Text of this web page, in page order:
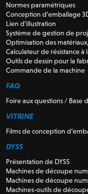
Normes paramétriques
Conception d’emballage
Lien d’illustration
Système de gestion de
Optimisation des
Calculateur de résistance à
Outils de dessin pour la
Commande de la machine
FAQ
Foire aux questions / Base
VITRINE
Films de conception
DYSS
Présentation de DYSS
Machines de découpe
Machines de découpe
Machines-outils de